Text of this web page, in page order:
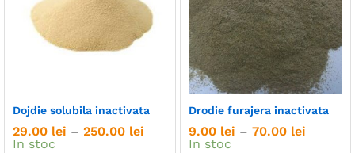
Dojdie solubila inactivata
29.00 lei – 250.00 lei Interval
In stoc
Drodie furajera inactivata
9.00 lei – 70.00 leiInterval
In stoc